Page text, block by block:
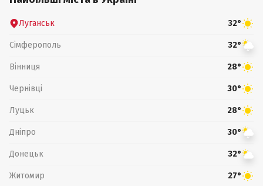
Луганськ 32°
Сімферополь 32°
Вінниця 28°
Чернівці 30°
Луцьк 28°
Дніпро 30°
Донецьк 32°
Житомир 27°